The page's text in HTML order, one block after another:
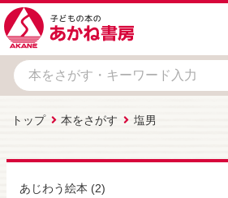
トップ 本をさがす 塩男
あじわう絵本 (2)